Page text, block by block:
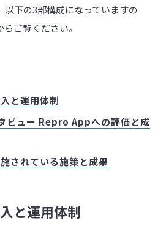
以下の3部構成になっていますの
ご覧ください。
と運用体制
ビュー Repro Appへの評価と成
されている施策と成果
と運用体制